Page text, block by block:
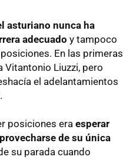
asturiano nunca ha
adecuado y tampoco
En las primeras
Vitantonio Liuzzi, pero
el adelantamientos
posiciones era esperar
de su única
su parada cuando